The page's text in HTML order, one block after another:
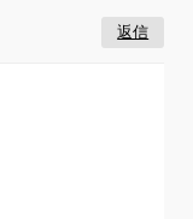
返信